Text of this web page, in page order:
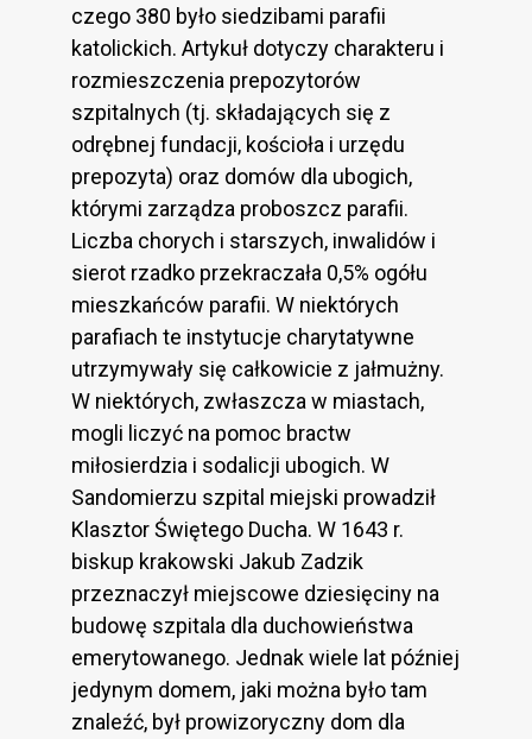
czego 380 było siedzibami parafii
katolickich. Artykuł dotyczy charakteru i
rozmieszczenia prepozytorów
szpitalnych (tj. składających się z
odrębnej fundacji, kościoła i urzędu
prepozyta) oraz domów dla ubogich,
którymi zarządza proboszcz parafii.
Liczba chorych i starszych, inwalidów i
sierot rzadko przekraczała 0,5% ogółu
mieszkańców parafii. W niektórych
parafiach te instytucje charytatywne
utrzymywały się całkowicie z jałmużny.
W niektórych, zwłaszcza w miastach,
mogli liczyć na pomoc bractw
miłosierdzia i sodalicji ubogich. W
Sandomierzu szpital miejski prowadził
Klasztor Świętego Ducha. W 1643 r.
biskup krakowski Jakub Zadzik
przeznaczył miejscowe dziesięciny na
budowę szpitala dla duchowieństwa
emerytowanego. Jednak wiele lat później
jedynym domem, jaki można było tam
znaleźć, był prowizoryczny dom dla